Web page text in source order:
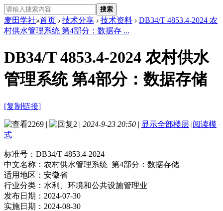
搜索
麦田学社»首页 › 技术分享 › 技术资料 › DB34/T 4853.4-2024 农
村供水管理系统 第4部分：数据存 ...
DB34/T 4853.4-2024 农村供水
管理系统 第4部分：数据存储
[复制链接]
2269 | 2 | 2024-9-23 20:50 | 显示全部楼层 |阅读模
式
标准号： DB34/T 4853.4-2024
中文名称： 农村供水管理系统 第4部分：数据存储
适用地区： 安徽省
行业分类： 水利、环境和公共设施管理业
发布日期： 2024-07-30
实施日期： 2024-08-30